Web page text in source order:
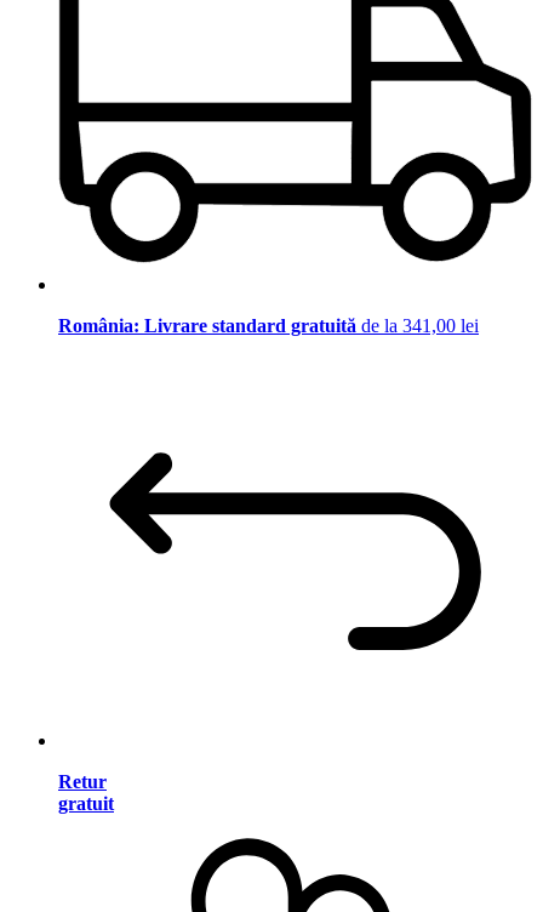
România: Livrare standard gratuită de la 341,00 lei
Retur
gratuit